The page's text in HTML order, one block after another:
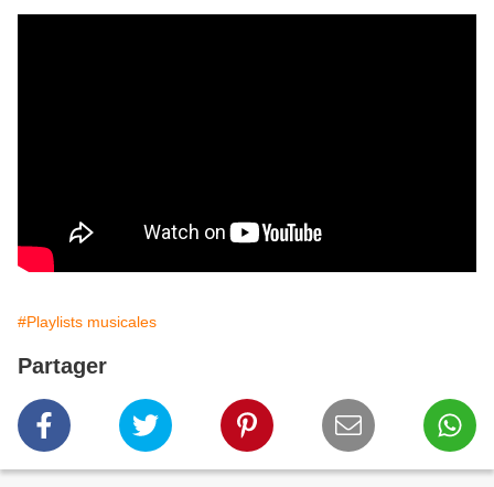
#Playlists musicales
Partager